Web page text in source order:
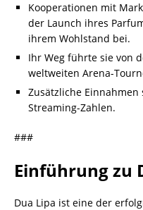
Kooperationen mit
der Launch ihres
ihrem Wohlstand bei.
Ihr Weg führte sie von
weltweiten Arena-
Zusätzliche
Streaming-Zahlen.
###
Einführung zu
Dua Lipa ist eine der